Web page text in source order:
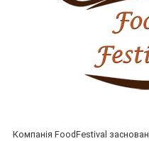
Компанія FoodFestival